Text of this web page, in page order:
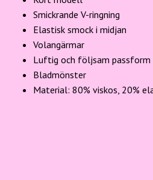
Smickrande V-ringning
Elastisk smock i midjan
Volangärmar
Luftig och följsam passform
Bladmönster
Material: 80% viskos, 20%